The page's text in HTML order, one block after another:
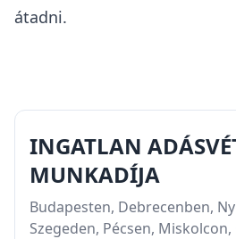
átadni.
INGATLAN
MUNKADÍJA
Budapesten, Debrecenben,
Szegeden, Pécsen,